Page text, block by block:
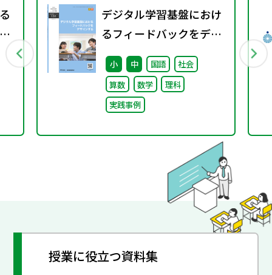
デジタル学習基盤におけ
るフィードバックをデザ
インする（特別課題
138）
小 中 国語
社会
算数
数学
理科
実践事例
授業に役立つ資料集